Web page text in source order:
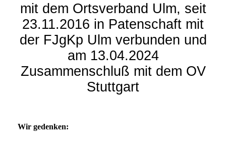
mit dem Ortsverband Ulm, seit
23.11.2016 in Patenschaft mit
der FJgKp Ulm verbunden und
am 13.04.2024
Zusammenschluß mit dem OV
Stuttgart
Wir gedenken: